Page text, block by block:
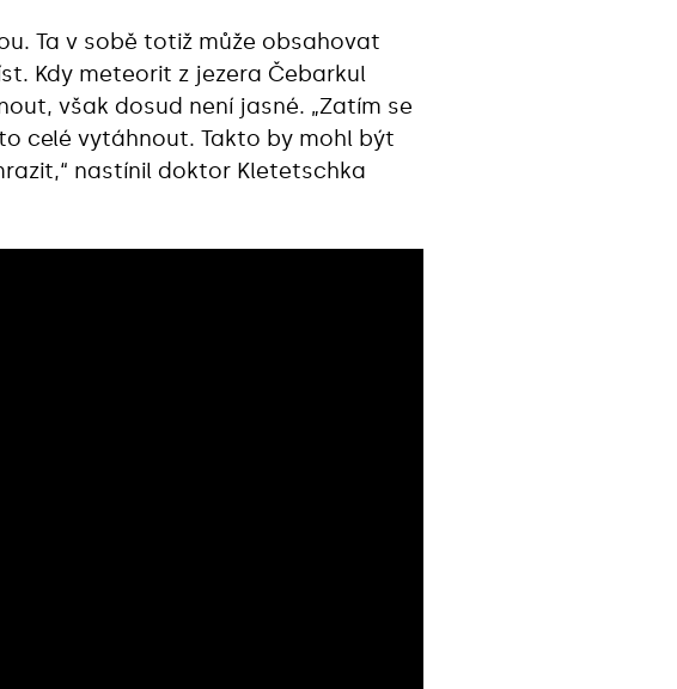
Ta v sobě totiž může obsahovat
Kdy meteorit z jezera Čebarkul
však dosud není jasné. „Zatím se
celé vytáhnout. Takto by mohl být
nastínil doktor Kletetschka